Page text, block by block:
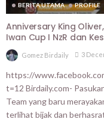
BERITA UTAMA PROFILE
Anniversary King
Iwan Cup I NzR dan
Gomez Birdaily 3
https://
t=12 Birdaily.com-
Team yang baru
terlihat bijak dan